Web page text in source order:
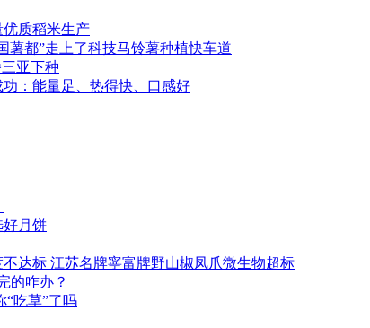
质稻米生产
薯都”走上了科技马铃薯种植快车道
亚下种
：能量足、热得快、口感好
好月饼
达标 江苏名牌寧富牌野山椒凤爪微生物超标
的咋办？
“吃草”了吗